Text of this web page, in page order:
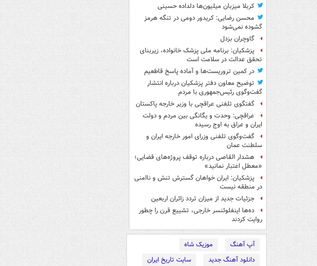
کربلا میزبان میلیون‌ها دلداده حسینی
محسن رضایی: کریدور دومی در تنگه هرمز
گشوده نمی‌شود
گاوچران بزدل
پزشکیان: برنامه ملی پزشک خانواده، زیربنای
تحقق عدالت در سلامت است
در کمین تروریست‌ها و آماده پاسخ قاطعیم
توضیح معاون دفتر پزشکیان درباره انتشار
گفت‌وگوی رئیس‌جمهوری با مردم
گفتگوی تلفنی عراقچی با وزیر خارجه پاکستان
عراقچی: وحدت و یگانگی بین مردم و دولت
ایران و عراق به اوج رسیده
گفت‌وگوی تلفنی وزرای امور خارجه ایران و
سلطنت عمان
هشدار القاصی درباره توقف پروژه‌های قضایی؛
«معطل اعتبار نمانید»
پزشکیان: ایران خواهان گسترش تنش و ناامنی
در منطقه نیست
جزئیات جدید از میزان تردد زائران اربعین
ده‌ها اینفلوئنسر خارجی، تشییع قرن را چطور
روایت کردند
آپ آهنگ
موزیک شاه
دانلود آهنگ جدید
سایت تاریخ ایران